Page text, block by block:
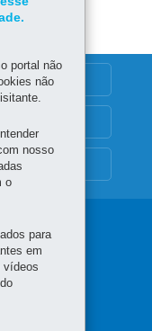
p
Branca
portal não
não
nosso
o
para
em
vídeos